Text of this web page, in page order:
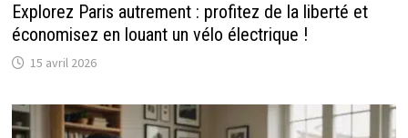
Explorez Paris autrement : profitez de la liberté et
économisez en louant un vélo électrique !
15 avril 2026